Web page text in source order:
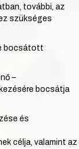
további, az
szükséges
bocsátott
–
bocsátja
és
célja, valamint az